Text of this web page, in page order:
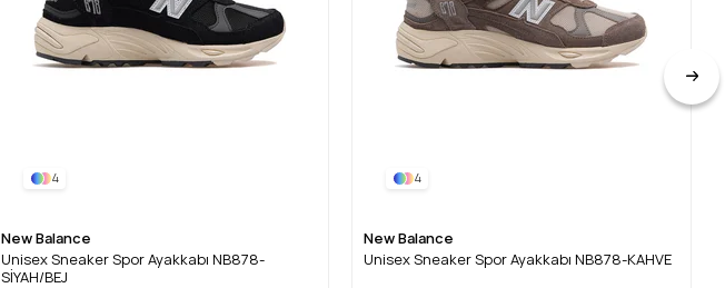
4
New Balance
Unisex Sneaker Spor Ayakkabı NB878-
SİYAH/BEJ
4
New Balance
Unisex Sneaker Spor Ayakkabı NB878-KAHVE